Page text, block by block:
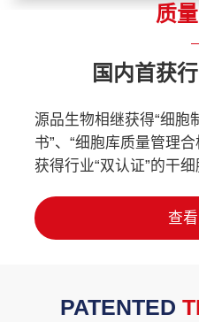
质
国内首获
源品生物相继获得“细胞
书”、“细胞库质量管理
获得行业“双认证”的干细
查
PATENTED